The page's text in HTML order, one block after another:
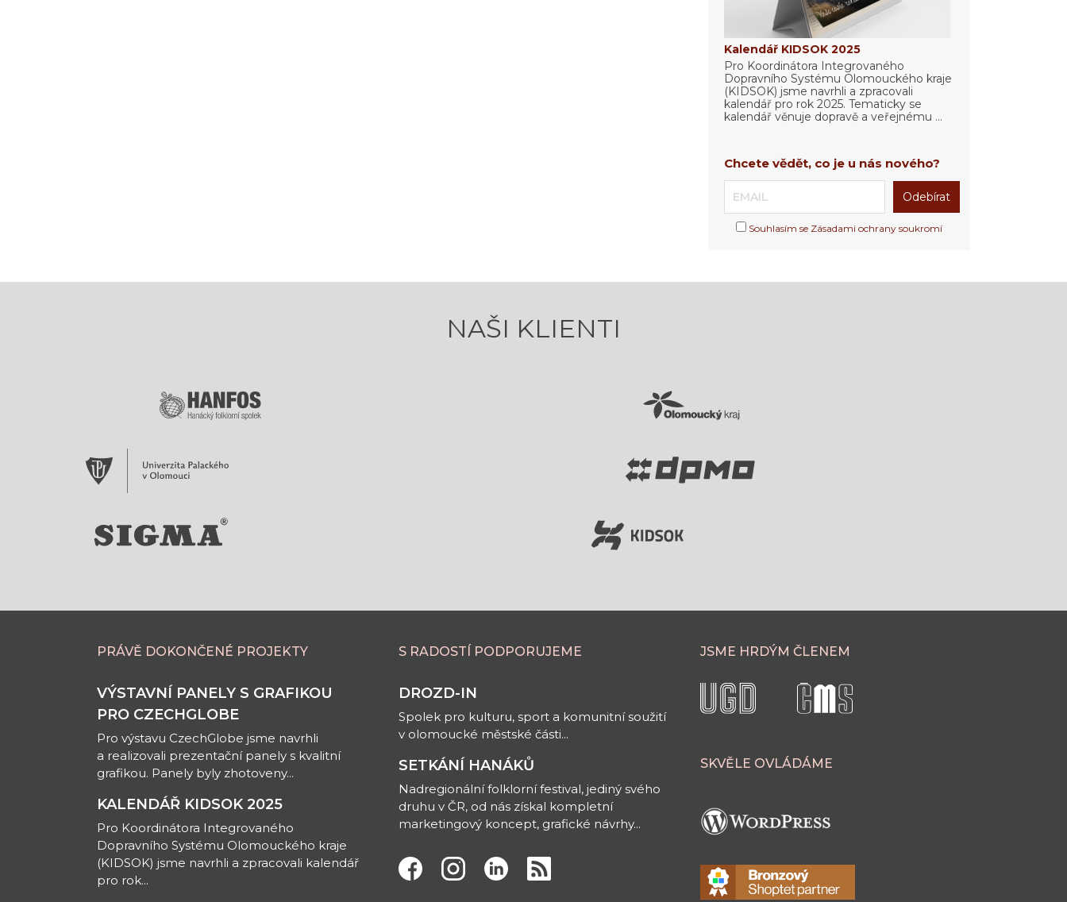
Kalendář KIDSOK 2025
Pro Koordinátora Integrovaného
Dopravního Systému Olomouckého kraje
(KIDSOK) jsme navrhli a zpracovali
kalendář pro rok 2025. Tematicky se
kalendář věnuje dopravě a veřejnému ...
Chcete vědět, co je u nás nového?
Souhlasím se Zásadami ochrany soukromí
NAŠI KLIENTI
PRÁVĚ DOKONČENÉ PROJEKTY
VÝSTAVNÍ PANELY S GRAFIKOU
PRO CZECHGLOBE
Pro výstavu CzechGlobe jsme navrhli
a realizovali prezentační panely s kvalitní
grafikou. Panely byly zhotoveny...
KALENDÁŘ KIDSOK 2025
Pro Koordinátora Integrovaného
Dopravního Systému Olomouckého kraje
(KIDSOK) jsme navrhli a zpracovali kalendář
pro rok...
S RADOSTÍ PODPORUJEME
DROZD-IN
Spolek pro kulturu, sport a komunitní soužití
v olomoucké městské části...
SETKÁNÍ HANÁKŮ
Nadregionální folklorní festival, jediný svého
druhu v ČR, od nás získal kompletní
marketingový koncept, grafické návrhy...
JSME HRDÝM ČLENEM
SKVĚLE OVLÁDÁME